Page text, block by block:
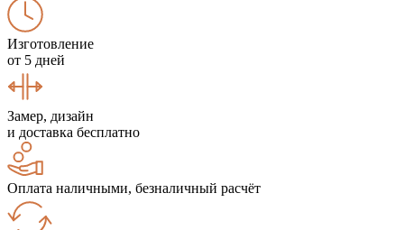
Изготовление
от 5 дней
Замер, дизайн
и доставка бесплатно
Оплата наличными, безналичный расчёт